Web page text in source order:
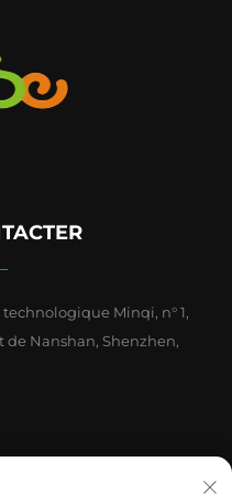
Minqi, n° 1,
de Nanshan, Shenzhen,